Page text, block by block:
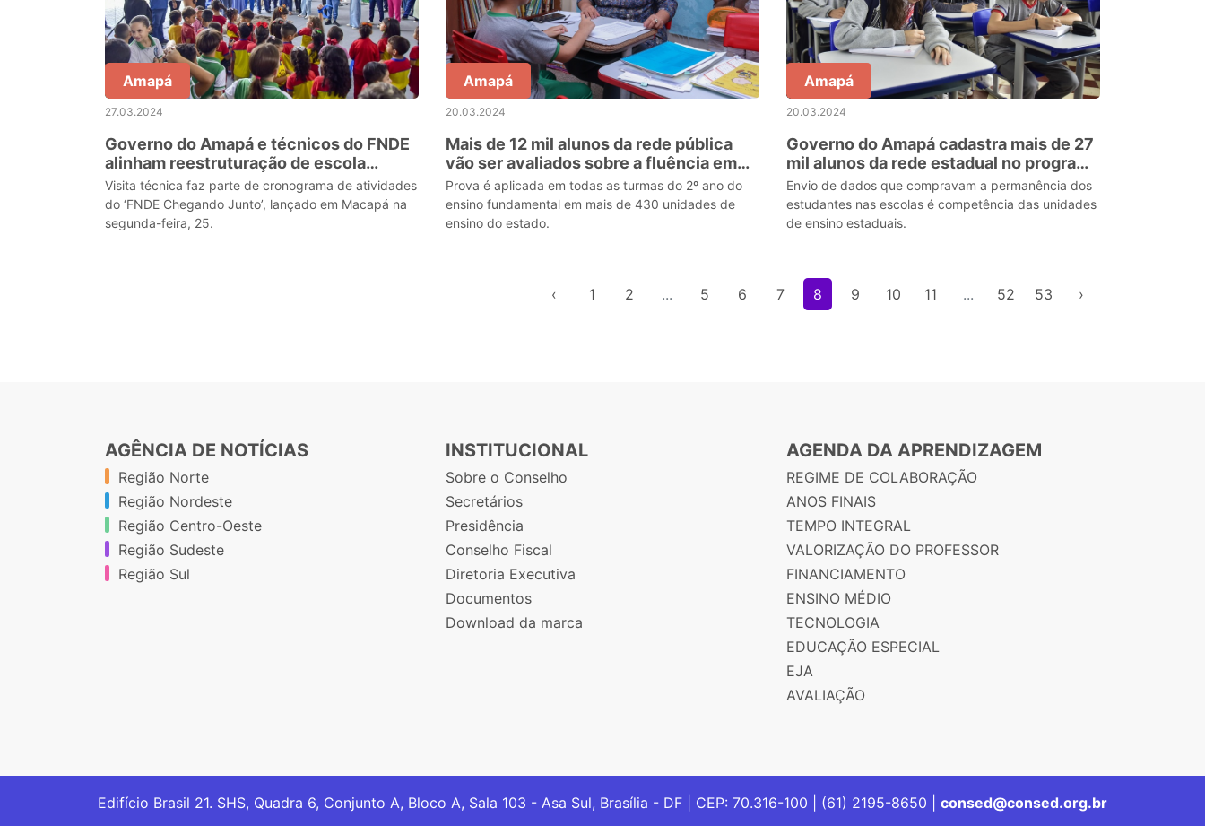
Amapá
27.03.2024
Governo do Amapá e técnicos do FNDE
alinham reestruturação de escola
estadual
Visita técnica faz parte de cronograma de atividades
do ‘FNDE Chegando Junto’, lançado em Macapá na
segunda-feira, 25.
Amapá
20.03.2024
Mais de 12 mil alunos da rede pública
vão ser avaliados sobre a fluência em
leitura, no Amapá
Prova é aplicada em todas as turmas do 2º ano do
ensino fundamental em mais de 430 unidades de
ensino do estado.
Amapá
20.03.2024
Governo do Amapá cadastra mais de 27
mil alunos da rede estadual no programa
federal 'Pé-de-Meia'
Envio de dados que compravam a permanência dos
estudantes nas escolas é competência das unidades
de ensino estaduais.
‹ 1 2 ... 5 6 7 8 9 10 11 ... 52 53 ›
AGÊNCIA DE NOTÍCIAS
Região Norte
Região Nordeste
Região Centro-Oeste
Região Sudeste
Região Sul
INSTITUCIONAL
Sobre o Conselho
Secretários
Presidência
Conselho Fiscal
Diretoria Executiva
Documentos
Download da marca
AGENDA DA APRENDIZAGEM
REGIME DE COLABORAÇÃO
ANOS FINAIS
TEMPO INTEGRAL
VALORIZAÇÃO DO PROFESSOR
FINANCIAMENTO
ENSINO MÉDIO
TECNOLOGIA
EDUCAÇÃO ESPECIAL
EJA
AVALIAÇÃO
Edifício Brasil 21. SHS, Quadra 6, Conjunto A, Bloco A, Sala 103 - Asa Sul, Brasília - DF | CEP: 70.316-100 | (61) 2195-8650 | consed@consed.org.br